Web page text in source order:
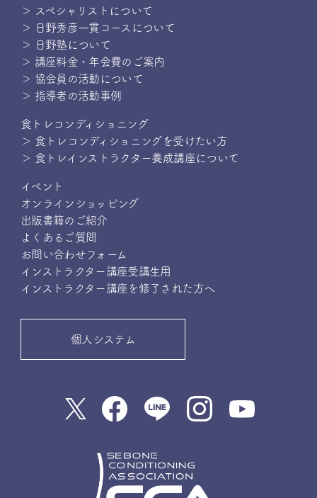
＞ スペシャリストについて
＞ 日野秀彦一貫コースについて
＞ 日野塾について
＞ 講座料金・年会費のご案内
＞ 協会員の活動について
＞ 指導者の活動事例
食トレコンディショニング
＞ 食トレコンディショニングを受けたい方
＞ 食トレインストラクター養成講座について
イベント
オンラインショッピング
出版書籍のご紹介
よくあるご質問
お問い合わせフォーム
インストラクター講座受講生用
インストラクター講座を修了された方へ
個人システム